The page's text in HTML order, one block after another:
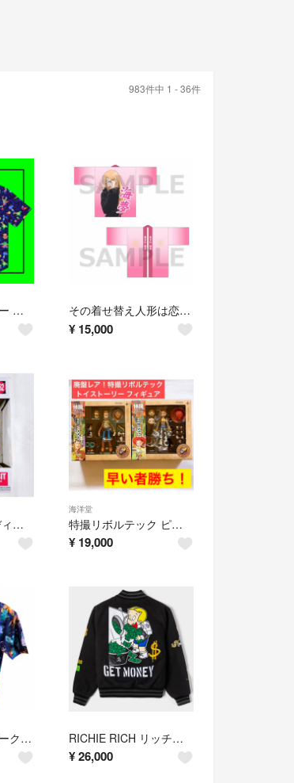
983件中 1 - 36件
RSVLTS ディズニー ピクサー トイストーリー レックス 半袖シャツ その着せ替え人形は恋をする 着せ恋 法被 喜多川海夢
¥ 15,000
ファンコポップ ディズニー 不思議の国のアリス フィギュア
海洋堂
特撮リボルテック ピクサー トイストーリー ウッディ ジェシー フィギュア
¥ 19,000
海外ディズニーパーク ホーンテッドマンション アートシャツ RICHIE RICH リッチーリッチ ワッペン ジャケット
¥26,000